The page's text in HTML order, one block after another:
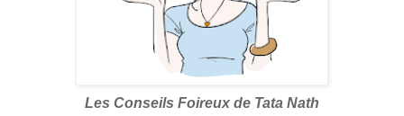
Les Conseils Foireux de Tata Nath